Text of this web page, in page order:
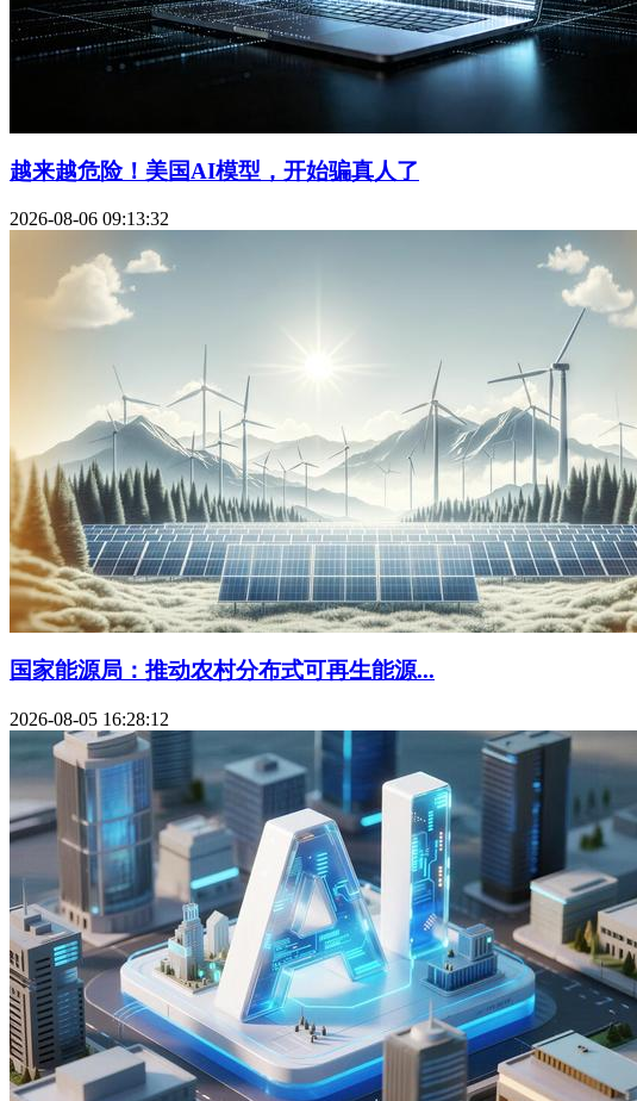
越来越危险！美国AI模型，开始骗真人了
2026-08-06 09:13:32
国家能源局：推动农村分布式可再生能源...
2026-08-05 16:28:12